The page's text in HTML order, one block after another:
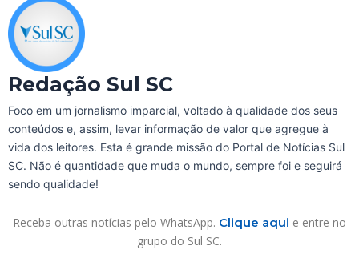
Redação Sul SC
Foco em um jornalismo imparcial, voltado à qualidade dos seus
conteúdos e, assim, levar informação de valor que agregue à
vida dos leitores. Esta é grande missão do Portal de Notícias Sul
SC. Não é quantidade que muda o mundo, sempre foi e seguirá
sendo qualidade!
Receba outras notícias pelo WhatsApp. Clique aqui e entre no
grupo do Sul SC.